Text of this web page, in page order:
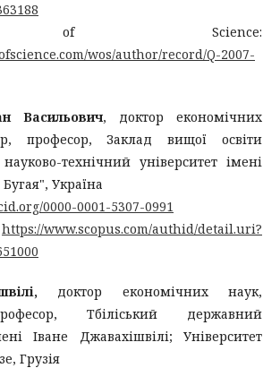
of Science:
wos/author/record/Q-2007-
Васильович, доктор економічних
професор, Заклад вищої освіти
технічний університет імені
Україна
0000-0001-5307-0991
https://www.scopus.com/authid/detail.uri?
доктор економічних наук,
Тбіліський державний
Іване Джавахішвілі; Університет
Грузія